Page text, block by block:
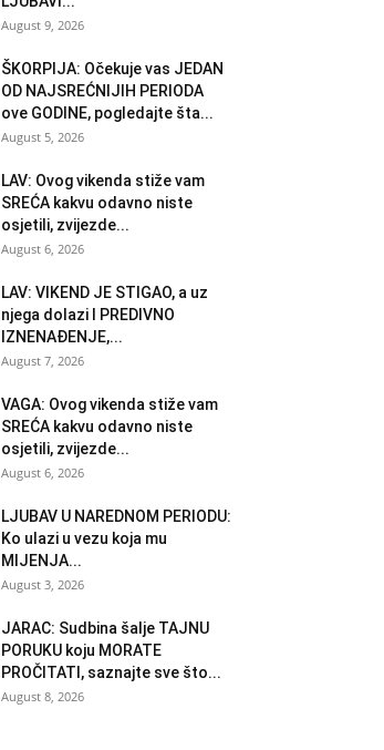
August 9, 2026
ŠKORPIJA: Očekuje vas JEDAN
OD NAJSREĆNIJIH PERIODA
ove GODINE, pogledajte šta...
August 5, 2026
LAV: Ovog vikenda stiže vam
SREĆA kakvu odavno niste
osjetili, zvijezde...
August 6, 2026
LAV: VIKEND JE STIGAO, a uz
njega dolazi I PREDIVNO
IZNENAĐENJE,...
August 7, 2026
VAGA: Ovog vikenda stiže vam
SREĆA kakvu odavno niste
osjetili, zvijezde...
August 6, 2026
LJUBAV U NAREDNOM PERIODU:
Ko ulazi u vezu koja mu
MIJENJA...
August 3, 2026
JARAC: Sudbina šalje TAJNU
PORUKU koju MORATE
PROČITATI, saznajte sve što...
August 8, 2026